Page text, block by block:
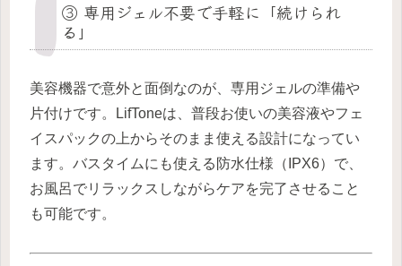
③ 専用ジェル不要で手軽に「続けられ
る」
美容機器で意外と面倒なのが、専用ジェルの準備や
片付けです。LifToneは、普段お使いの美容液やフェ
イスパックの上からそのまま使える設計になってい
ます。バスタイムにも使える防水仕様（IPX6）で、
お風呂でリラックスしながらケアを完了させること
も可能です。